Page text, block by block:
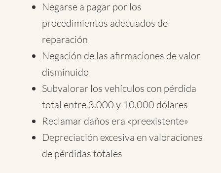
Negarse a pagar por los
procedimientos adecuados de
reparación
Negación de las afirmaciones de valor
disminuido
Subvalorar los vehículos con pérdida
total entre 3.000 y 10.000 dólares
Reclamar daños era «preexistente»
Depreciación excesiva en valoraciones
de pérdidas totales